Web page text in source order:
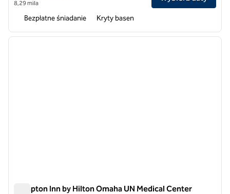
8,29 mila
Bezpłatne śniadanie Kryty basen
1 z 12
Hampton Inn by Hilton Omaha UN Medical Center